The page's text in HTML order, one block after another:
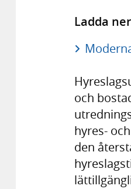
Ladda
och
hyres-
den